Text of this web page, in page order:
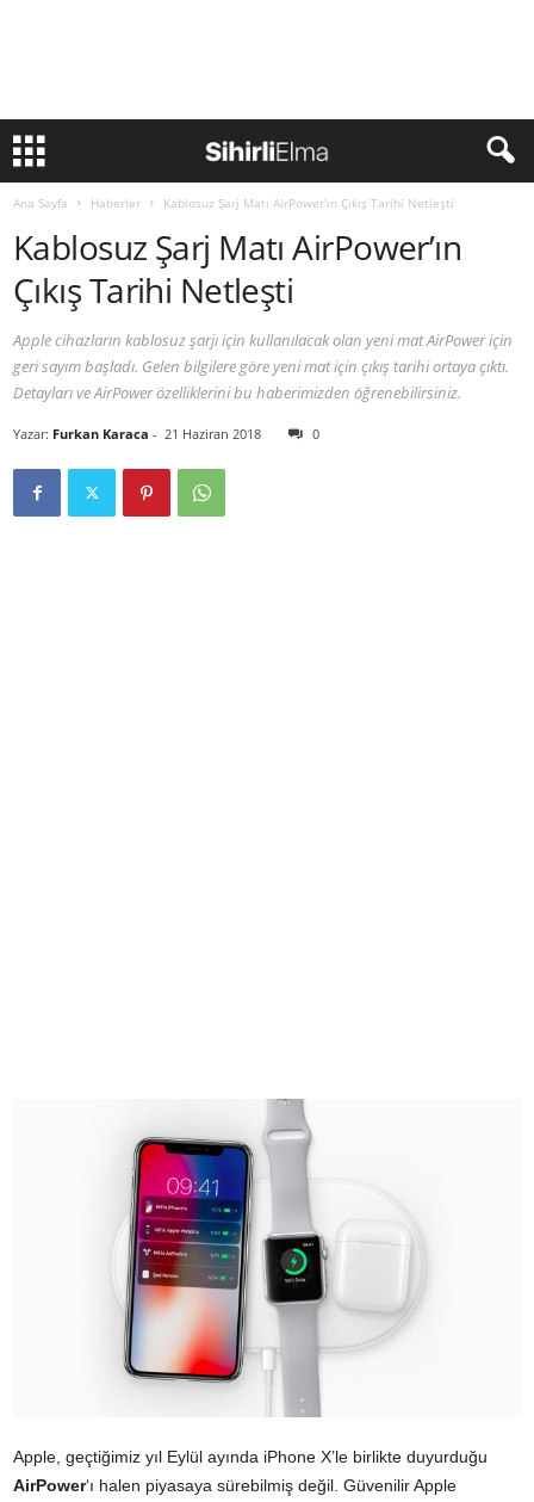
Ana Sayfa Haberler Kablosuz Şarj Matı AirPower’ın Çıkış Tarihi Netleşti
Kablosuz Şarj Matı AirPower’ın
Çıkış Tarihi Netleşti
Apple cihazların kablosuz şarjı için kullanılacak olan yeni mat AirPower için
geri sayım başladı. Gelen bilgilere göre yeni mat için çıkış tarihi ortaya çıktı.
Detayları ve AirPower özelliklerini bu haberimizden öğrenebilirsiniz.
Yazar: Furkan Karaca - 21 Haziran 2018 0
Apple, geçtiğimiz yıl Eylül ayında iPhone X’le birlikte duyurduğu
AirPower‘ı halen piyasaya sürebilmiş değil. Güvenilir Apple